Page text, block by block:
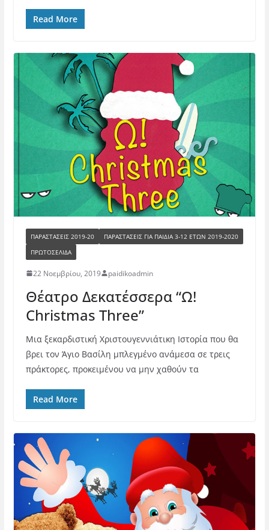
Read More
ΠΑΡΑΣΤΑΣΕΙΣ 2019-20
ΠΑΡΑΣΤΆΣΕΙΣ ΓΙΑ ΠΑΙΔΙΆ 3-12 ΕΤΏΝ 2019-2020
ΠΡΩΤΟΣΕΛΙΔΑ
22 Νοεμβρίου, 2019 paidikoadmin
Θέατρο Δεκατέσσερα “Ω!
Christmas Three”
Μια ξεκαρδιστική Χριστουγεννιάτικη Ιστορία που θα
βρει τον Άγιο Βασίλη μπλεγμένο ανάμεσα σε τρεις
πράκτορες, προκειμένου να μην χαθούν τα
Read More